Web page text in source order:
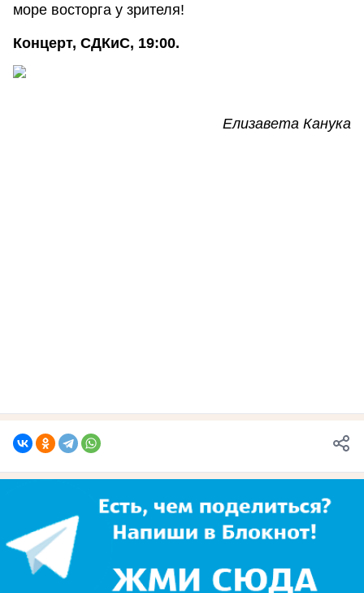
море восторга у зрителя!
Концерт, СДКиС, 19:00.
Елизавета Канука